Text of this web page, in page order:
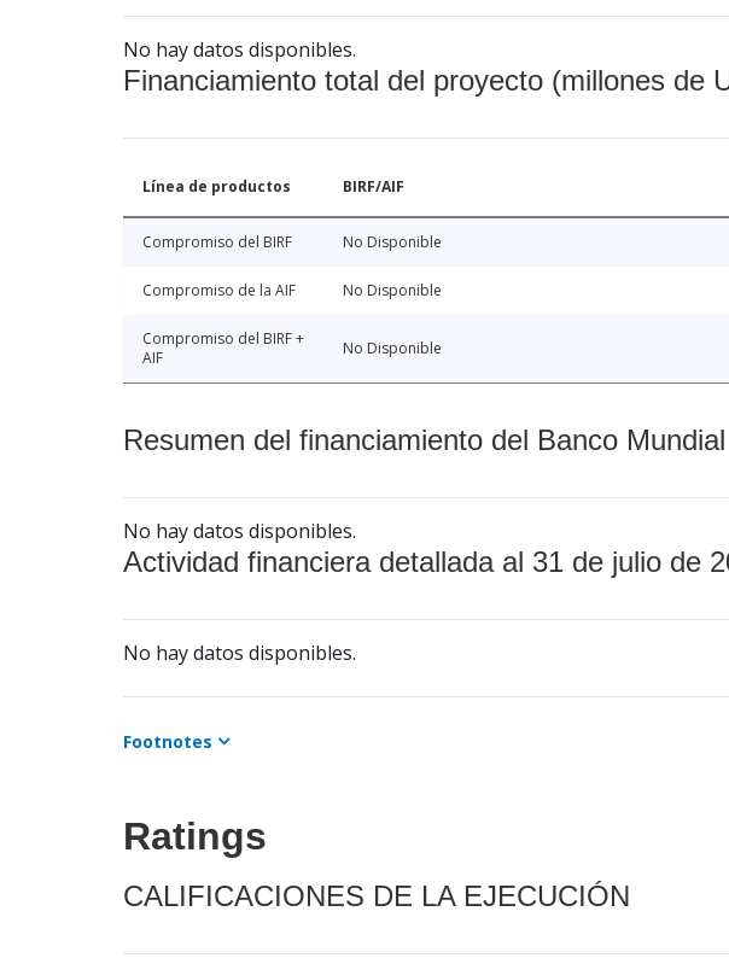
No hay datos disponibles.
Financiamiento total del proyecto (millones de
Línea de productos BIRF/AIF
Compromiso del BIRF No Disponible
Compromiso de la AIF No Disponible
Compromiso del BIRF +
AIF
No Disponible
Resumen del financiamiento del Banco
No hay datos disponibles.
Actividad financiera detallada al 31 de julio de
No hay datos disponibles.
Footnotes
Ratings
CALIFICACIONES DE LA EJECUCIÓN